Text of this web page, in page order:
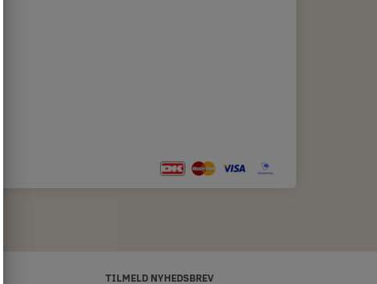
TILMELD NYHEDSBREV